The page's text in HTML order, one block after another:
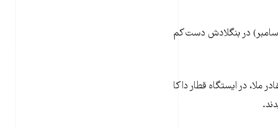
رويترز، در ناآرامی‌های خونين امروز، جمعه ۲۲ آذرماه (۱۳ دسامبر) در بنگلادش دست‌کم
در ايستگاه قطار داکا